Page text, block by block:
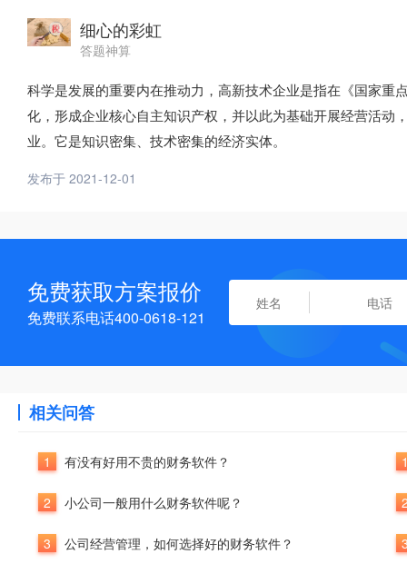
细心的彩虹
答题神算
科学是发展的重要内在推动力，高新技术企业是指在《国家
化，形成企业核心自主知识产权，并以此为基础开展经营活
业。它是知识密集、技术密集的经济实体。
发布于 2021-12-01
免费获取方案报价
免费联系电话400-0618-121
相关问答
1 有没有好用不贵的财务软件？
2 小公司一般用什么财务软件呢？
3 公司经营管理，如何选择好的财务软件？